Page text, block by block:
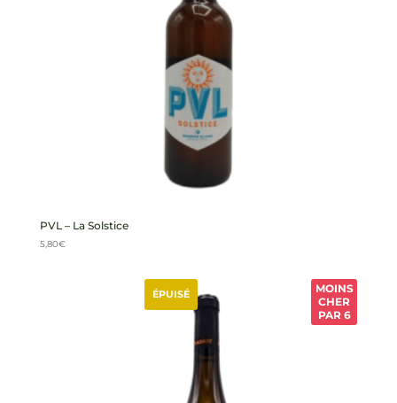
PVL – La Solstice
5,80€
MOINS
CHER
PAR 6
ÉPUISÉ